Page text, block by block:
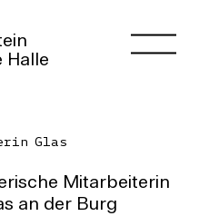
Halle
Glas
Mitarbeiterin
an der Burg